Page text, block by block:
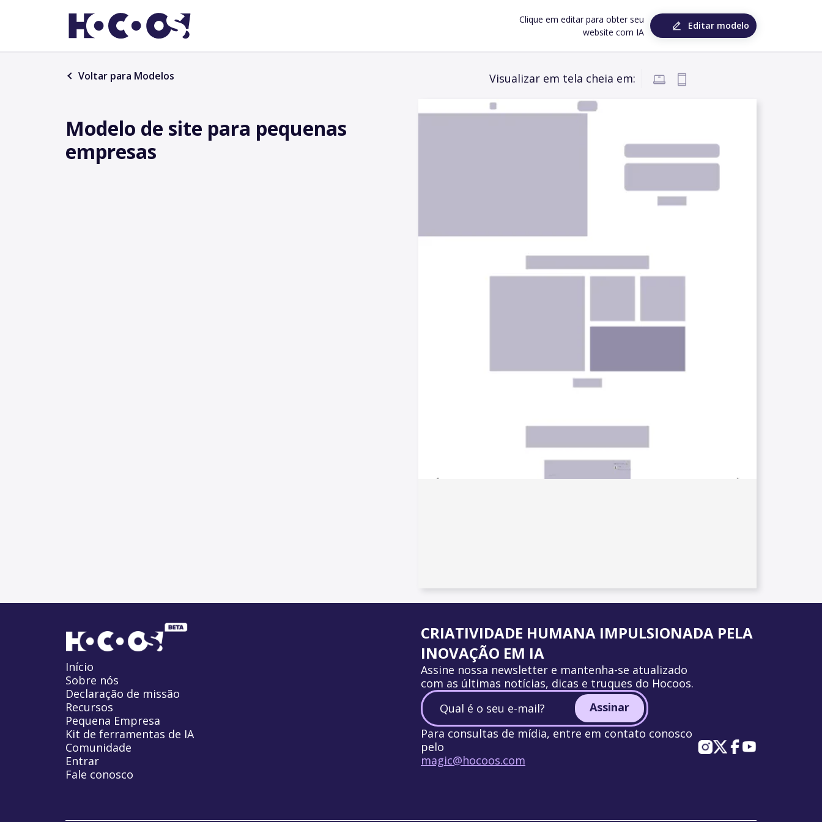
Clique em editar para obter seu
website com IA
Editar modelo
Voltar para Modelos
Modelo de site para pequenas
empresas
Visualizar em tela cheia em:
Início
Sobre nós
Declaração de missão
Recursos
Pequena Empresa
Kit de ferramentas de IA
Comunidade
Entrar
Fale conosco
CRIATIVIDADE HUMANA IMPULSIONADA PELA
INOVAÇÃO EM IA
Assine nossa newsletter e mantenha-se atualizado
com as últimas notícias, dicas e truques do Hocoos.
Assinar
Para consultas de mídia, entre em contato conosco
pelo
magic@hocoos.com